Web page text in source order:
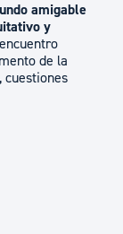
amigable
y
de la
cuestiones